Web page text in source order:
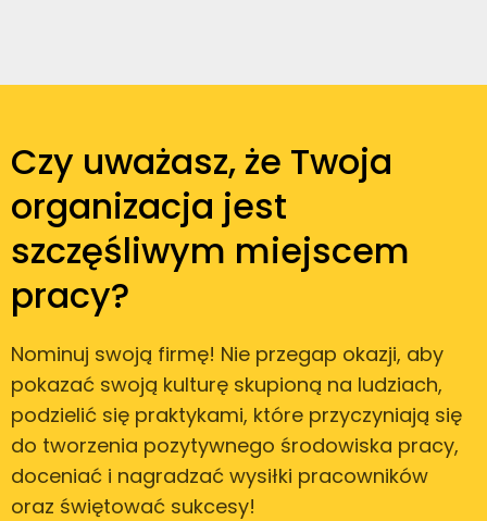
Czy uważasz, że Twoja
organizacja jest
szczęśliwym miejscem
pracy?
Nominuj swoją firmę! Nie przegap okazji, aby
pokazać swoją kulturę skupioną na ludziach,
podzielić się praktykami, które przyczyniają się
do tworzenia pozytywnego środowiska pracy,
doceniać i nagradzać wysiłki pracowników
oraz świętować sukcesy!